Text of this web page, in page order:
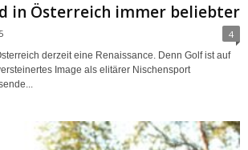
in Österreich immer beliebter
4
derzeit eine Renaissance. Denn Golf ist auf
Image als elitärer Nischensport